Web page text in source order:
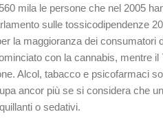
mila le persone che nel 2005
sulle tossicodipendenze
la maggioranza dei
con la cannabis, mentre
Alcol, tabacco e psicofarmaci
ancor più se si considera che
o sedativi.